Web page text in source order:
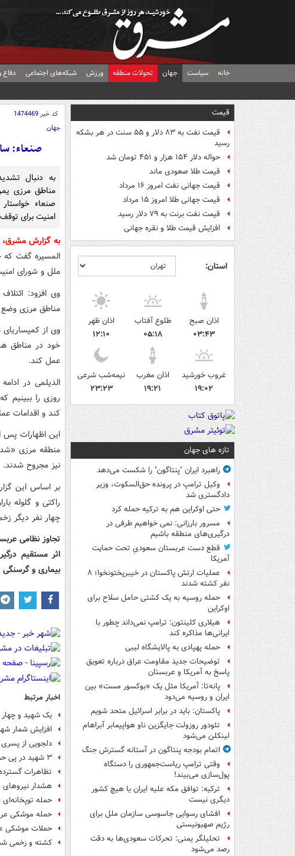
خانه سیاست جهان تحولات منطقه ورزش شبکه‌های اجتماعی دفاع
قیمت
قیمت نفت به ۸۳ دلار و ۵۵ سنت در هر بشکه
رسید
حواله دلار ۱۵۴ هزار و ۴۵۱ تومان شد
قیمت طلا صعودی ماند
قیمت جهانی نفت امروز ۱۶ مرداد
قیمت جهانی طلا امروز ۱۵ مرداد
قیمت نفت برنت به ۷۹ دلار رسید
افزایش قیمت طلا و نقره جهانی
استان:
اذان صبح
۰۳:۴۳
طلوع آفتاب
۰۵:۱۸
اذان ظهر
۱۲:۱۰
غروب خورشید
۱۹:۰۲
اذان مغرب
۱۹:۲۱
نیمه‌شب شرعی
۲۳:۲۳
تازه های جهان
راهبرد ایران "پنتاگون" را شکست می‌دهد
وکیل ترامپ در پرونده حق‌السکوت، وزیر
دادگستری شد
حتی اوکراین هم به ترکیه حمله کرد
مسرور بارزانی: نمی خواهیم طرفی در
درگیری‌های منطقه باشیم
قطع دست عربستان سعودیِ تحت حمایت
آمریکا
عملیات ارتش پاکستان در خیبرپختونخوا؛ ۸
نفر کشته شدند
حمله روسیه به یک کشتی حامل سلاح برای
اوکراین
هیلاری کلینتون: ترامپ نمی‌داند چطور با
ایرانی‌ها مذاکره کند
حمله پهپادی به پالایشگاه لیبی
توضیحات جدید مقاومت عراق درباره تعویق
پاسخ به آمریکا و عربستان
پانه‌تا: آمریکا مثل یک «بوکسور مست» بین
ایران و روسیه می‌دود
پاکستان: باید در برابر اسرائیل متحد شویم
تئودور روزولت جایگزین ناو هواپیمابر آبراهام
لینکلن می‌شود
اتمام بودجه پنتاگون در آستانه گسترش جنگ
وقتی ترامپ ریاست‌جمهوری را دستگاه
پول‌سازی می‌بیند!
ترکیه: توافق مکه علیه ایران یا هیچ کشور
دیگری نیست
افشای رسوایی جاسوسی سازمان ملل برای
رژیم صهیونیستی
تحلیلگر یمنی: تحرکات سعودی‌ها به دقت
رصد می‌شود
کد خبر1474469
جهان
صنعاء:
به دنبال
مناطق مرزی
صنعاء
امنیت برای
به گزارش مشرق،
المسیره گفت که
ملل و شورای
وی افزود:
مناطق مرزی
وی از
خود در مناطق
عمل کند.
الدیلمی در
روزی را ببینیم
‌کند و اقدامات
این اظهارات پس
منطقه مرزی
نیز مجروح شدند.
بر اساس این
راکتی و گلوله
چهار نفر دیگر
اثر مستقیم
بیماری و
اخبار مرتبط
یک شهید و
افزایش شمار
دلجویی از
٣ شهید در پی حمله عربستان به استان صعده یمن
تظاهرات
هشدار
حمله
حمله موشکی
حملات موشکی
کشته و زخمی شدن ۳۸۷ یمنی در